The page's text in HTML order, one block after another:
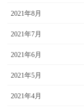
2021年8月
2021年7月
2021年6月
2021年5月
2021年4月